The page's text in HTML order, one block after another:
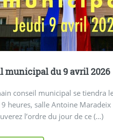
municipal du 9 avril 2026
conseil municipal se tiendra
heures, salle Antoine
l’ordre du jour de ce (…)